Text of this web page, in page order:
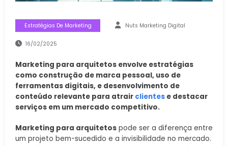
Estratégias De Marketing Nuts Marketing Digital
16/02/2025
Marketing para arquitetos envolve estratégias
como construção de marca pessoal, uso de
ferramentas digitais, e desenvolvimento de
conteúdo relevante para atrair clientes e destacar
serviços em um mercado competitivo.
Marketing para arquitetos pode ser a diferença entre
um projeto bem-sucedido e a invisibilidade no mercado.